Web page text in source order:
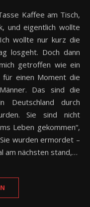
und eigentlich wollte
wollte nur kurz die
losgeht. Doch dann
getroffen wie ein
einen Moment die
Das sind die
Deutschland durch
Sie sind nicht
Leben gekommen“,
wurden ermordet –
am nächsten stand,…